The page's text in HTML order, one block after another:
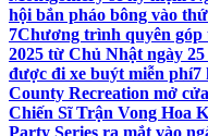
hội bắn pháo bông vào
7Chương trình quyên góp
2025 từ Chủ Nhật ngày
được đi xe buýt miễn phí7
County Recreation mở
Chiến Sĩ Trận Vong Hoa
Party Series ra mắt vào